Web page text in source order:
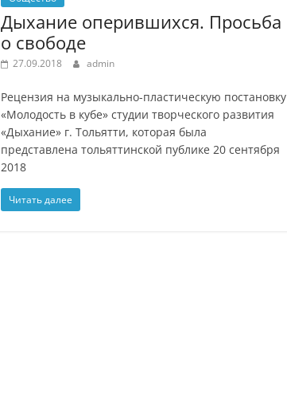
Дыхание оперившихся. Просьба
о свободе
27.09.2018 admin
Рецензия на музыкально-пластическую постановку
«Молодость в кубе» студии творческого развития
«Дыхание» г. Тольятти, которая была
представлена тольяттинской публике 20 сентября
2018
Читать далее